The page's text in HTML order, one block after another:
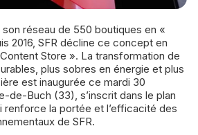
2016, SFR décline ce concept en
Store ». La transformation de
plus sobres en énergie et plus
est inaugurée ce mardi 30
de-Buch (33), s’inscrit dans le plan
renforce la portée et l’efficacité des
de SFR.